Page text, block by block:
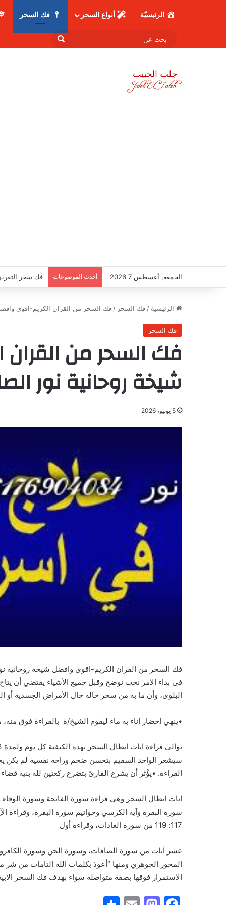
الرئيسيّة أنواع السحر فك السحر
الجمعة, أغسطس 7 2026 أحدث الموضوعات فك سحر التفريق-
الرئيسية / فك السحر / فك السحر من القران الكريم-اقوى وافضل شيخة
فك السحر
فك السحر من
شيخة روحانية نور
5 يونيو، 2026
فك السحر من القران الكريم-اقوى وافضل شيخة روحانية نور
فى بداء الامر نحب نوضح وقبل جميع الأشياء يقتضي أن
البلوى، وأن ما به من سحر حاله حال الأمراض الجسدية أو
•ينهي إحضار إناء به ماء ليقوم الشيخ/ة بالقراءة فوق منه،
سيشعر الواحد السقيم بتحسن ضخم وراحة نفسية لم يكن
القراءة. •يؤْثر أن يشرع القارئ بتضرع ركعتين لله بنية
ايات ابطال السحر وهي قراءة سورة الفاتحة وسورة
117: 119 من سورة العادات، وقراءة أول
عشر آيات من سورة الصافات، وسورة الجن وسورة الكافرون.
المحور الجوهري ومنها “أعوذ بكلمات الله التامات من شر
الاستمرار فوقها بصفة متواصلة سواء بهدف فك السحر